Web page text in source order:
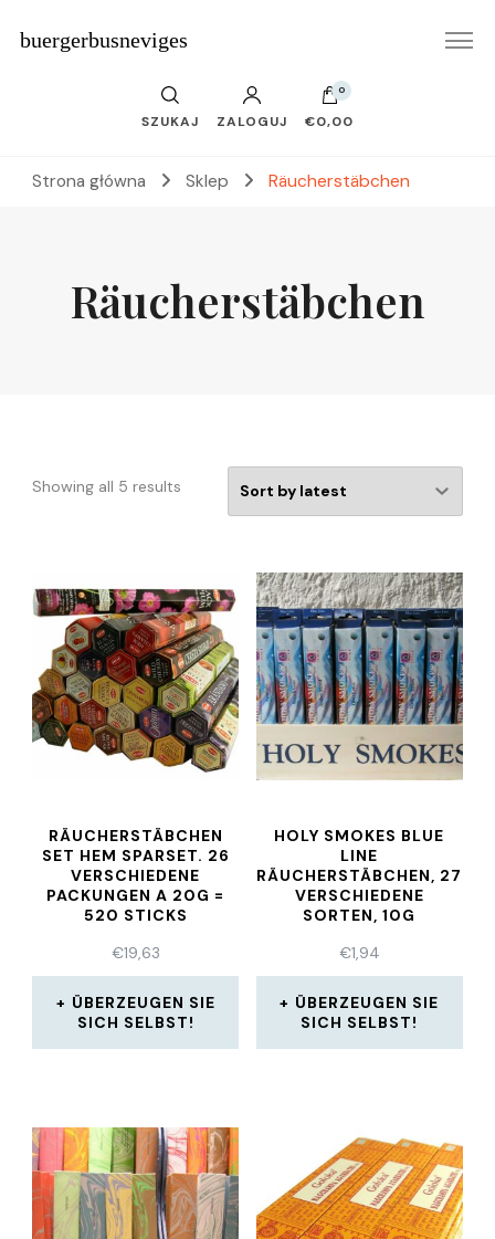
buergerbusneviges
SZUKAJ ZALOGUJ
0
€0,00
Strona główna Sklep Räucherstäbchen
Räucherstäbchen
Showing all 5 results
RÄUCHERSTÄBCHEN
SET HEM SPARSET. 26
VERSCHIEDENE
PACKUNGEN A 20G =
520 STICKS
€19,63
ÜBERZEUGEN SIE
SICH SELBST!
HOLY SMOKES BLUE
LINE
RÄUCHERSTÄBCHEN, 27
VERSCHIEDENE
SORTEN, 10G
€1,94
ÜBERZEUGEN SIE
SICH SELBST!